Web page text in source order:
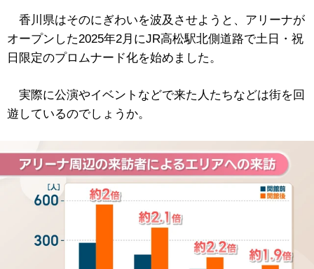
香川県はそのにぎわいを波及させようと、アリーナが
オープンした2025年2月にJR高松駅北側道路で土日・祝
日限定のプロムナード化を始めました。
実際に公演やイベントなどで来た人たちなどは街を回
遊しているのでしょうか。